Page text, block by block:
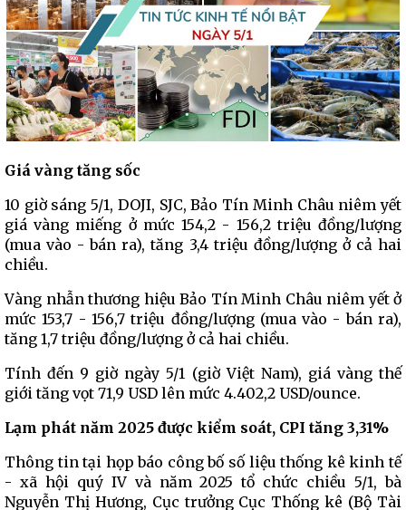
Giá vàng tăng sốc
10 giờ sáng 5/1, DOJI, SJC, Bảo Tín Minh Châu niêm yết
giá vàng miếng ở mức 154,2 - 156,2 triệu đồng/lượng
(mua vào - bán ra), tăng 3,4 triệu đồng/lượng ở cả hai
chiều.
Vàng nhẫn thương hiệu Bảo Tín Minh Châu niêm yết ở
mức 153,7 - 156,7 triệu đồng/lượng (mua vào - bán ra),
tăng 1,7 triệu đồng/lượng ở cả hai chiều.
Tính đến 9 giờ ngày 5/1 (giờ Việt Nam), giá vàng thế
giới tăng vọt 71,9 USD lên mức 4.402,2 USD/ounce.
Lạm phát năm 2025 được kiểm soát, CPI tăng 3,31%
Thông tin tại họp báo công bố số liệu thống kê kinh tế
- xã hội quý IV và năm 2025 tổ chức chiều 5/1, bà
Nguyễn Thị Hương, Cục trưởng Cục Thống kê (Bộ Tài